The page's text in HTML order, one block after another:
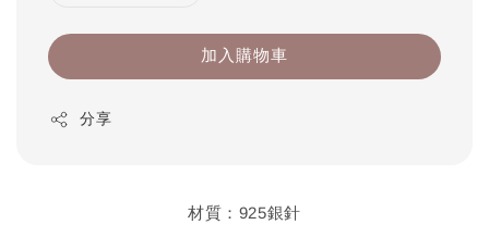
加入購物車
分享
材質：925銀針